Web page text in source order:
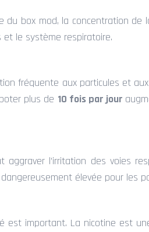
du box mod, la concentration de
le système respiratoire.
fréquente aux particules et
plus de 10 fois par jour
l’irritation des voies
élevée pour les
est important. La nicotine est